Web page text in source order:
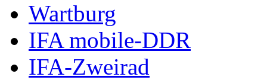
Wartburg
IFA mobile-DDR
IFA-Zweirad